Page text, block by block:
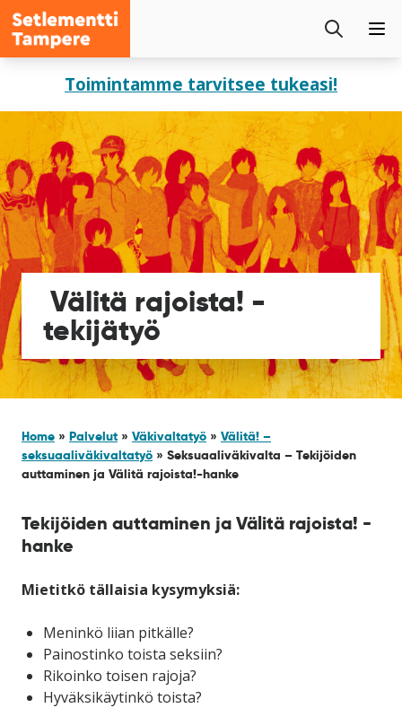
sisältöönToimintamme tarvitsee tukeasi!
Setlementti
Tampere
Etsi
Välitä rajoista! -
tekijätyö
Home » Palvelut » Väkivaltatyö » Välitä! –
seksuaaliväkivaltatyö » Seksuaaliväkivalta – Tekijöiden
auttaminen ja Välitä rajoista!-hanke
Tekijöiden auttaminen ja Välitä rajoista! -
hanke
Mietitkö tällaisia kysymyksiä:
Meninkö liian pitkälle?
Painostinko toista seksiin?
Rikoinko toisen rajoja?
Hyväksikäytinkö toista?